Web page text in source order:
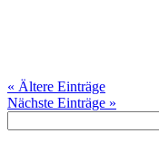
« Ältere Einträge
Nächste Einträge »
nach: